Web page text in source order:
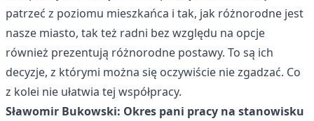
patrzeć z poziomu mieszkańca i tak, jak różnorodne jest
nasze miasto, tak też radni bez względu na opcje
również prezentują różnorodne postawy. To są ich
decyzje, z którymi można się oczywiście nie zgadzać. Co
z kolei nie ułatwia tej współpracy.
Sławomir Bukowski: Okres pani pracy na stanowisku